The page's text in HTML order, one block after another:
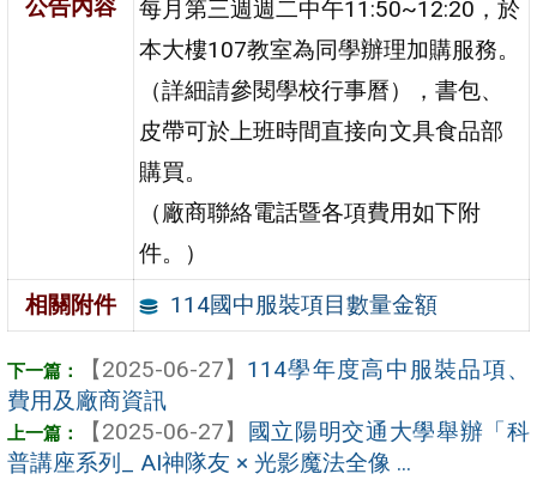
公告內容
每月第三週週二中午11:50~12:20，於
本大樓107教室為同學辦理加購服務。
（詳細請參閱學校行事曆），書包、
皮帶可於上班時間直接向文具食品部
購買。
（廠商聯絡電話暨各項費用如下附
件。）
相關附件
114國中服裝項目數量金額
【2025-06-27】 114學年度高中服裝品項、
費用及廠商資訊
【2025-06-27】 國立陽明交通大學舉辦「科
普講座系列_ AI神隊友 × 光影魔法全像 ...